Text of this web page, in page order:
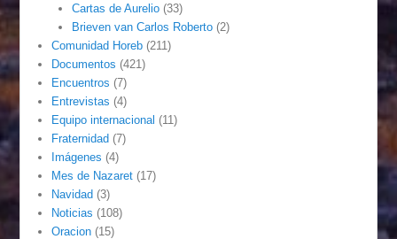
Cartas de Aurelio(33)
Brieven van Carlos Roberto(2)
Comunidad Horeb (211)
Documentos (421)
Encuentros (7)
Entrevistas (4)
Equipo internacional (11)
Fraternidad (7)
Imágenes (4)
Mes de Nazaret (17)
Navidad (3)
Noticias (108)
Oracion (15)